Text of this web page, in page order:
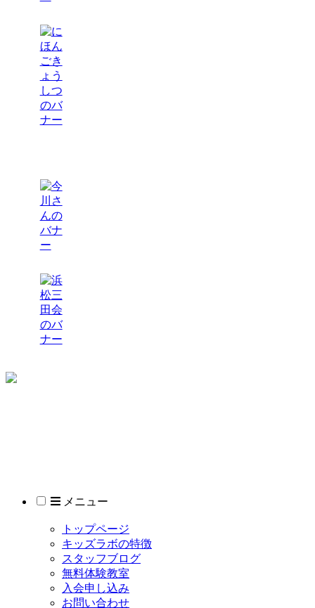
メニュー
トップページ
キッズラボの特徴
スタッフブログ
無料体験教室
入会申し込み
お問い合わせ